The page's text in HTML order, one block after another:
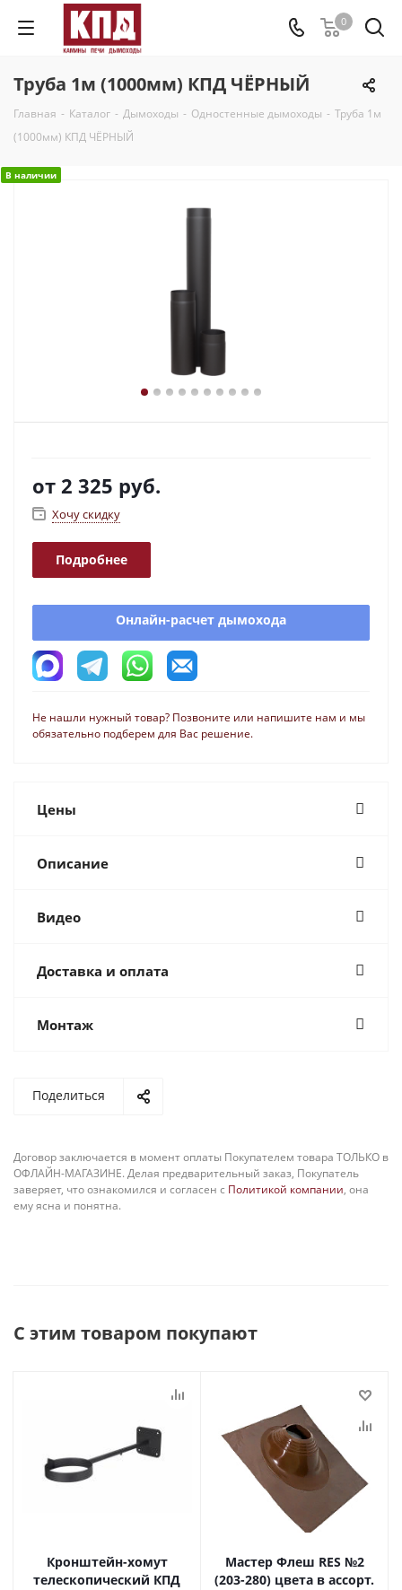
0
Труба 1м (1000мм) КПД ЧЁРНЫЙ
Главная - Каталог - Дымоходы - Одностенные дымоходы - Труба 1м
(1000мм) КПД ЧЁРНЫЙ
В наличии
от 2 325 руб.
Хочу скидку
Подробнее
Онлайн-расчет дымохода
Не нашли нужный товар? Позвоните или напишите нам и мы
обязательно подберем для Вас решение.
Цены
Описание
Видео
Доставка и оплата
Монтаж
Поделиться
Договор заключается в момент оплаты Покупателем товара ТОЛЬКО в
ОФЛАЙН-МАГАЗИНЕ. Делая предварительный заказ, Покупатель
заверяет, что ознакомился и согласен с Политикой компании, она
ему ясна и понятна.
С этим товаром покупают
Кронштейн-хомут
телескопический КПД
Мастер Флеш RES №2
(203-280) цвета в ассорт.